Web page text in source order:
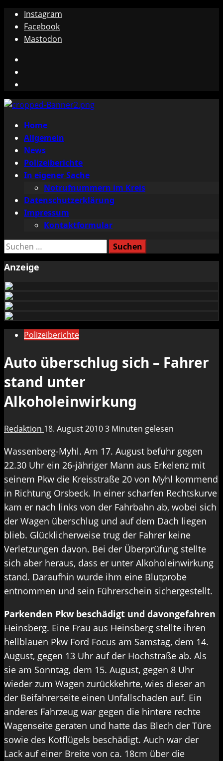
Zum
Inhalt
springen
Instagram
Facebook
Mastodon
Primäres
Menü
Home
Allgemein
News
Polizeiberichte
In eigener Sache
Notrufnummern im Kreis
Datenschutzerklärung
Impressum
Kontaktformular
Suchen
Anzeige
Polizeiberichte
Auto überschlug sich – Fahrer
stand unter
Alkoholeinwirkung
Redaktion 18. August 20103 Minuten gelesen
Wassenberg-Myhl. Am 17. August befuhr gegen
22.30 Uhr ein 26-jähriger Mann aus Erkelenz mit
seinem Pkw die Kreisstraße 20 von Myhl kommend
in Richtung Orsbeck. In einer scharfen Rechtskurve
kam er nach links von der Fahrbahn ab, wobei sich
der Wagen überschlug und auf dem Dach liegen
blieb. Glücklicherweise trug der Fahrer keine
Verletzungen davon. Bei der Überprüfung stellte
sich aber heraus, dass er unter Alkoholeinwirkung
stand. Daraufhin wurde ihm eine Blutprobe
entnommen und sein Führerschein sichergestellt.
Parkenden Pkw beschädigt und davongefahren
Heinsberg. Eine Frau aus Heinsberg stellte ihren
hellblauen Pkw Ford Focus am Samstag, dem 14.
August, gegen 13 Uhr auf der Hochstraße ab. Als
sie am Sonntag, dem 15. August, gegen 8 Uhr
wieder zum Wagen zurückkehrte, wies dieser an
der Beifahrerseite einen Unfallschaden auf. Ein
anderes Fahrzeug war gegen die hintere rechte
Wagenseite geraten und hatte das Blech der Türe
sowie des Kotflügels beschädigt. Auch war der
Lack auf einer Breite von ca. 18cm über die